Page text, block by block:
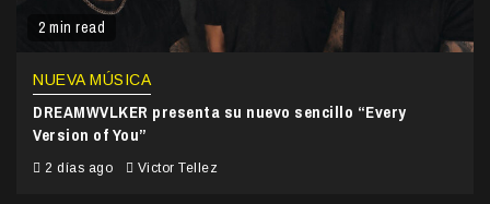
2 min read
NUEVA MÚSICA
DREAMWVLKER presenta su nuevo sencillo “Every
Version of You”
2 días ago Victor Tellez